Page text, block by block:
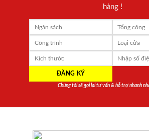
hàng !
Chúng tôi sẽ gọi lại tư vấn & hỗ trợ nhanh